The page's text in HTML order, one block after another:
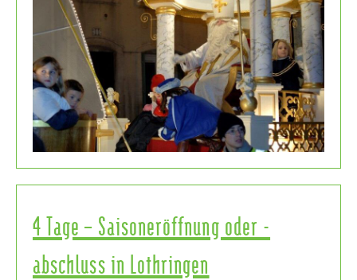
4 Tage – Saisoneröffnung oder -
abschluss in Lothringen